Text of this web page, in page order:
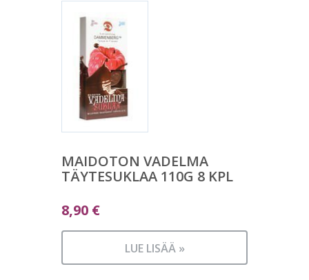
MAIDOTON VADELMA
TÄYTESUKLAA 110G 8 KPL
8,90 €
LUE LISÄÄ »